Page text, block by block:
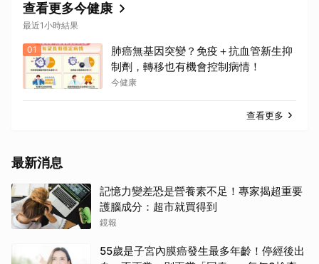
查看更多今健康
最近1小時結果
01
肺癌無基因突變？免疫＋抗血管新生抑
制劑，轉移也有機會控制病情！
今健康
查看更多
最新消息
記憶力變差恐是營養素不足！專家揭超重要
護腦成分：超市就買得到
鏡報
55歲是子宮內膜癌發生最多年齡！停經後出